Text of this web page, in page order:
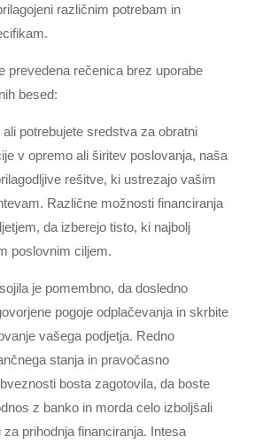
različnim potrebam in
prevedena rečenica brez uporabe
besed:
ali potrebujete sredstva za obratni
v opremo ali širitev poslovanja, naša
rešitve, ki ustrezajo vašim
Različne možnosti financiranja
da izberejo tisto, ki najbolj
poslovnim ciljem.
je pomembno, da dosledno
pogoje odplačevanja in skrbite
vašega podjetja. Redno
stanja in pravočasno
bosta zagotovila, da boste
z banko in morda celo izboljšali
prihodnja financiranja. Intesa